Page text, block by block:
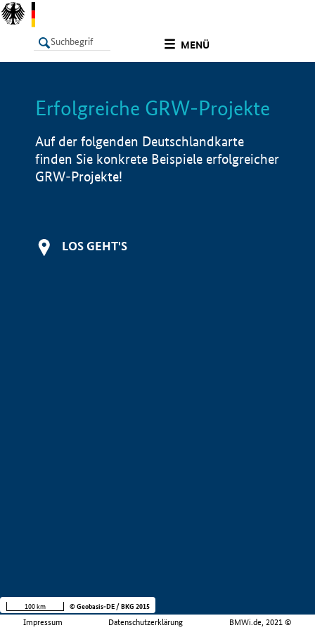
MENÜ
LISTE Info
Erfolgreiche GRW-Projekte
Auf der folgenden Deutschlandkarte
finden Sie konkrete Beispiele erfolgreicher
GRW-Projekte!
LOS GEHT'S
Impressum Datenschutzerklärung BMWi.de, 2021 ©
100 km © Geobasis-DE / BKG 2015